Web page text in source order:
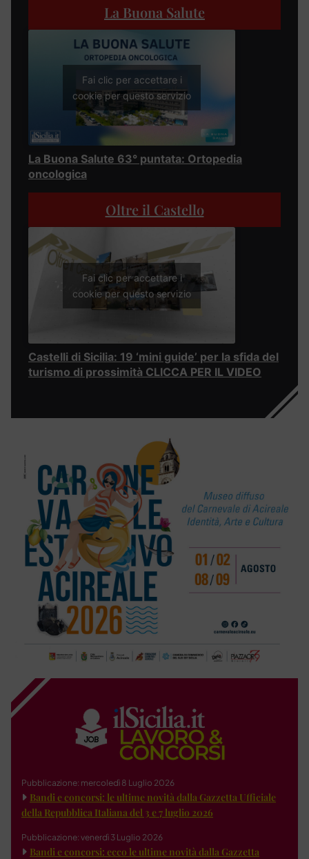
La Buona Salute
Fai clic per accettare i
cookie per questo servizio
La Buona Salute 63° puntata: Ortopedia
oncologica
Oltre il Castello
Fai clic per accettare i
cookie per questo servizio
Castelli di Sicilia: 19 ‘mini guide’ per la sfida del
turismo di prossimità CLICCA PER IL VIDEO
Pubblicazione: mercoledì 8 Luglio 2026
Bandi e concorsi: le ultime novità dalla Gazzetta Ufficiale
della Repubblica Italiana del 3 e 7 luglio 2026
Pubblicazione: venerdì 3 Luglio 2026
Bandi e concorsi: ecco le ultime novità dalla Gazzetta